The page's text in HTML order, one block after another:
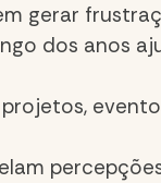
gerar
dos anos